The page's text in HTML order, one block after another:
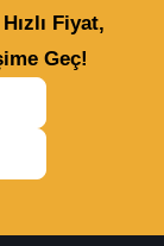
Fiyat,
Geç!